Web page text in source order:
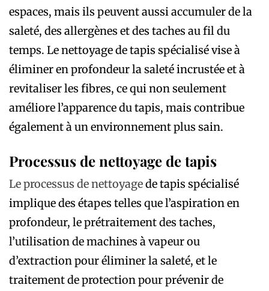
espaces, mais ils peuvent aussi accumuler de la
saleté, des allergènes et des taches au fil du
temps. Le nettoyage de tapis spécialisé vise à
éliminer en profondeur la saleté incrustée et à
revitaliser les fibres, ce qui non seulement
améliore l’apparence du tapis, mais contribue
également à un environnement plus sain.
Processus de nettoyage de tapis
Le processus de nettoyagede tapis spécialisé
implique des étapes telles que l’aspiration en
profondeur, le prétraitement des taches,
l’utilisation de machines à vapeur ou
d’extraction pour éliminer la saleté, et le
traitement de protection pour prévenir de